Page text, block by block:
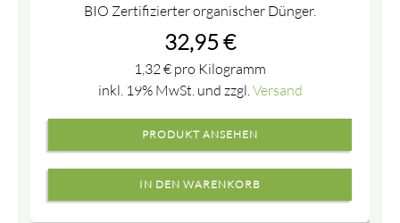
BIO Zertifizierter organischer Dünger.
32,95 €
1,32 € pro Kilogramm
inkl. 19% MwSt. und zzgl. Versand
PRODUKT ANSEHEN